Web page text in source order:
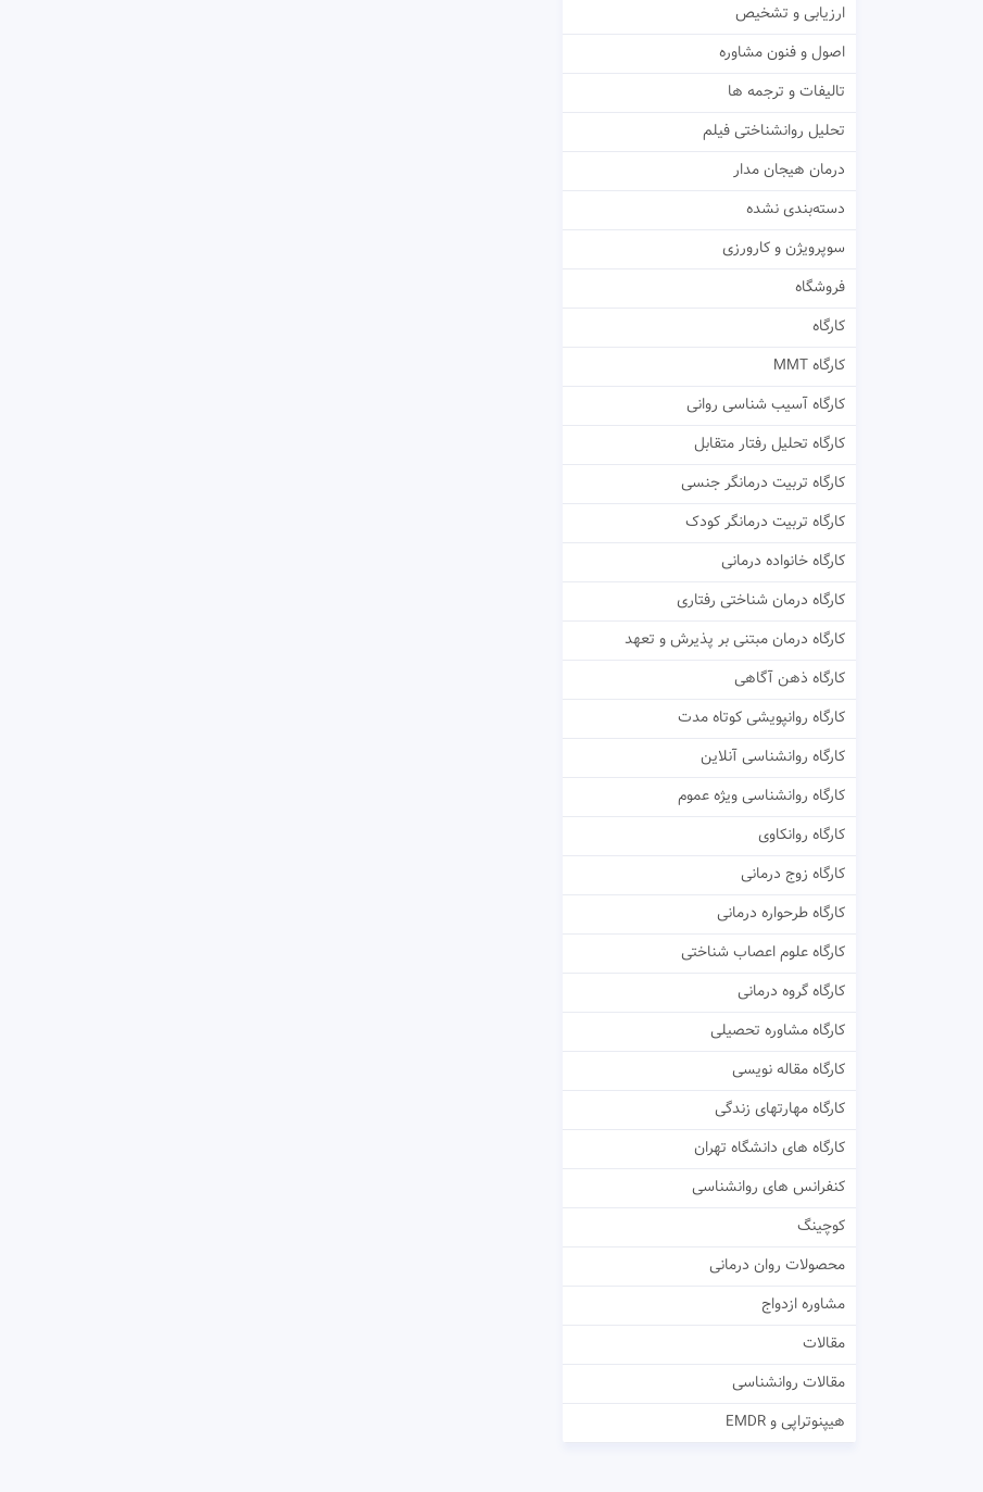
ارزیابی و تشخیص
اصول و فنون مشاوره
تالیفات و ترجمه ها
تحلیل روانشناختی فیلم
درمان هیجان مدار
دسته‌بندی نشده
سوپرویژن و کارورزی
فروشگاه
کارگاه
کارگاه MMT
کارگاه آسیب شناسی روانی
کارگاه تحلیل رفتار متقابل
کارگاه تربیت درمانگر جنسی
کارگاه تربیت درمانگر کودک
کارگاه خانواده درمانی
کارگاه درمان شناختی رفتاری
کارگاه درمان مبتنی بر پذیرش و تعهد
کارگاه ذهن آگاهی
کارگاه روانپویشی کوتاه مدت
کارگاه روانشناسی آنلاین
کارگاه روانشناسی ویژه عموم
کارگاه روانکاوی
کارگاه زوج درمانی
کارگاه طرحواره درمانی
کارگاه علوم اعصاب شناختی
کارگاه گروه درمانی
کارگاه مشاوره تحصیلی
کارگاه مقاله نویسی
کارگاه مهارتهای زندگی
کارگاه های دانشگاه تهران
کنفرانس های روانشناسی
کوچینگ
محصولات روان درمانی
مشاوره ازدواج
مقالات
مقالات روانشناسی
هیپنوتراپی و EMDR